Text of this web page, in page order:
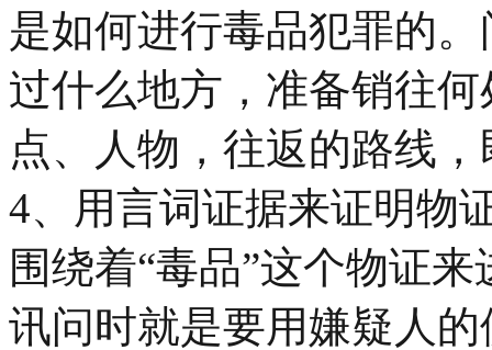
是如何进行毒品犯罪的
过什么地方，准备销往
点、人物，往返的路线
4、用言词证据来证明物
围绕着“毒品”这个物证
讯问时就是要用嫌疑人